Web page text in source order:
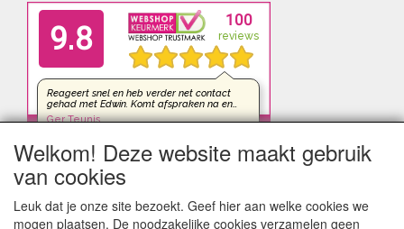
Welkom! Deze website maakt gebruik
van cookies
Leuk dat je onze site bezoekt. Geef hier aan welke cookies we
mogen plaatsen. De noodzakelijke cookies verzamelen geen